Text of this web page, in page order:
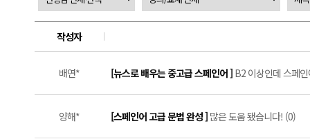
작성자
배연* [뉴스로 배우는 중고급 스페인어 ] B2 이상인데 스페
양해* [스페인어 고급 문법 완성 ] 많은 도움 됐습니다! (0)